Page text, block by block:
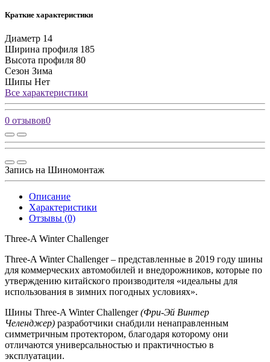
Краткие характеристики
Диаметр 14
Ширина профиля 185
Высота профиля 80
Сезон Зима
Шипы Нет
Все характеристики
0 отзывов0
Запись на Шиномонтаж
Описание
Характеристики
Отзывы (0)
Three-A Winter Challenger
Three-A Winter Challenger – представленные в 2019 году шины
для коммерческих автомобилей и внедорожников, которые по
утверждению китайского производителя «идеальны для
использования в зимних погодных условиях».
Шины Three-A Winter Challenger(Фри-Эй Винтер
Челенджер) разработчики снабдили ненаправленным
симметричным протектором, благодаря которому они
отличаются универсальностью и практичностью в
эксплуатации.